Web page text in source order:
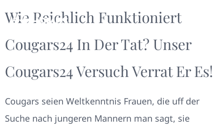
Wie Reichlich Funktioniert
Cougars24 In Der Tat? Unser
Cougars24 Versuch Verrat Er Es!
Cougars seien Weltkenntnis Frauen, die uff der
Suche nach jungeren Mannern man sagt, sie